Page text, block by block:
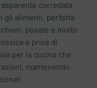
corredata
gli alimenti, perfetta
posate e molto
e priva di
per la cucina che
mantenendo